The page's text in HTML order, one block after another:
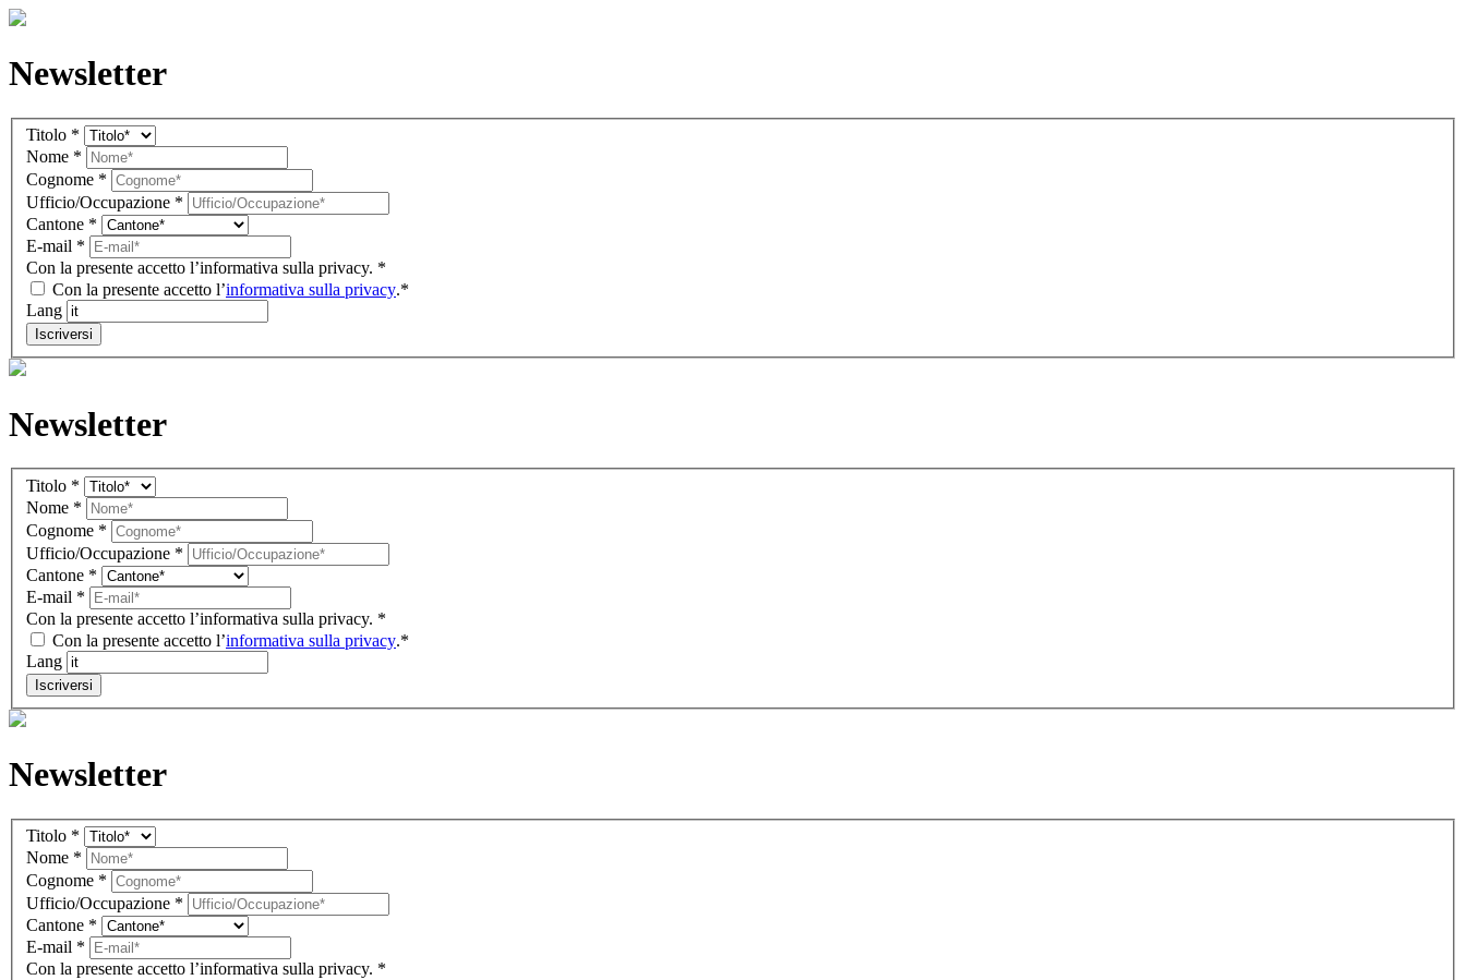
Newsletter
Newsletter
IT
(overlay)
Titolo *
Nome *
Cognome *
Ufficio/Occupazione *
Cantone *
E-mail *
Con la presente accetto l’informativa sulla privacy. *
Con la presente accetto l’informativa sulla privacy.*
Lang
Iscriversi
Newsletter
Newsletter
IT
(footer)
Titolo *
Nome *
Cognome *
Ufficio/Occupazione *
Cantone *
E-mail *
Con la presente accetto l’informativa sulla privacy. *
Con la presente accetto l’informativa sulla privacy.*
Lang
Iscriversi
Newsletter
Newsletter
IT
(Gutenberg
block)
Titolo *
Nome *
Cognome *
Ufficio/Occupazione *
Cantone *
E-mail *
Con la presente accetto l’informativa sulla privacy. *